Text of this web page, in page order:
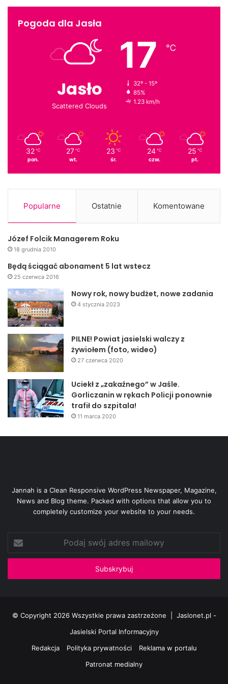
Pogoda dla Jasła
Jasło
Scattered Clouds
17 ℃
32º - 15º
85%
1.23 km/h
32 ℃
pon.
27 ℃
wt.
23 ℃
śr.
24 ℃
czw.
25 ℃
pt.
Popularne Ostatnie Komentowane
Józef Folcik Managerem Roku
18 grudnia 2010
Będą ściągać abonament 5 lat wstecz
25 czerwca 2016
Nowy rok, nowy budżet, nowe zadania
4 stycznia 2023
PILNE! Powiat jasielski walczy z
żywiołem (foto, wideo)
27 czerwca 2020
Uciekł z „zakaźnego” w Jaśle.
Gorliczanin w rękach Policji ponownie
trafił do szpitala!
11 marca 2020
Jannah is a Clean Responsive WordPress Newspaper, Magazine,
News and Blog theme. Packed with options that allow you to
completely customize your website to your needs.
Podaj
swój
adres
© Copyright 2026 Wszystkie prawa zastrzeżone | Jaslonet.pl -
Jasielski Portal Informacyjny
Redakcja
Polityka prywatności
Reklama w portalu
Patronat medialny